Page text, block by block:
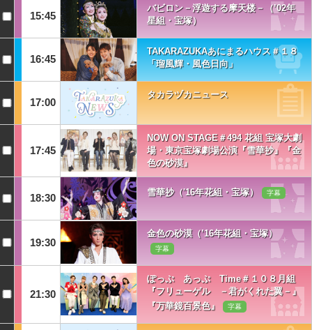
15:45
バビロン－浮遊する摩天楼－（’02年
星組・宝塚）
16:45
TAKARAZUKAあにまるハウス＃１８
「瑠風輝・風色日向」
17:00
タカラヅカニュース
17:45
NOW ON STAGE＃494 花組 宝塚大劇
場・東京宝塚劇場公演『雪華抄』『金
色の砂漠』
18:30 雪華抄（'16年花組・宝塚） 字幕
19:30
金色の砂漠（’16年花組・宝塚）
字幕
21:30
ぽっぷ あっぷ Time＃１０８月組
『フリューゲル －君がくれた翼－』
『万華鏡百景色』
字幕